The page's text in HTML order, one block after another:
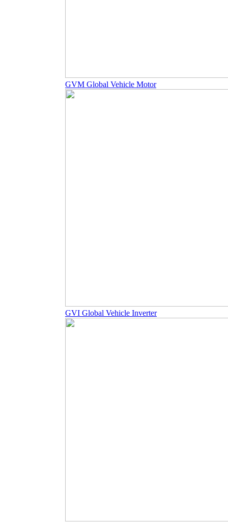
GVM Global Vehicle Motor
GVI Global Vehicle Inverter